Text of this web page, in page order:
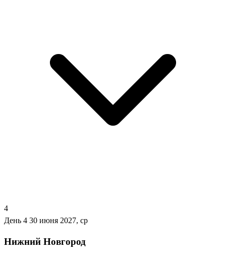
4
День 4 30 июня 2027, ср
Нижний Новгород